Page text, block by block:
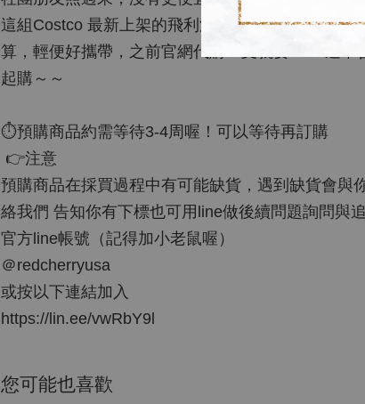
這組Costco 最新上架的飛利浦隨行電動牙刷，一
算，輕便好攜帶，之前官網代購一支就要1300還
起購～～
⏱預購商品約需等待3-4周喔！可以等待再訂購
👉注意
預購商品在採買過程中有可能缺貨，遇到缺貨會與
絡我們 告知你有下標也可用line做後續問題詢問與
官方line帳號（記得加小老鼠喔）
＠redcherryusa
或按以下連結加入
https://lin.ee/vwRbY9l
您可能也喜歡